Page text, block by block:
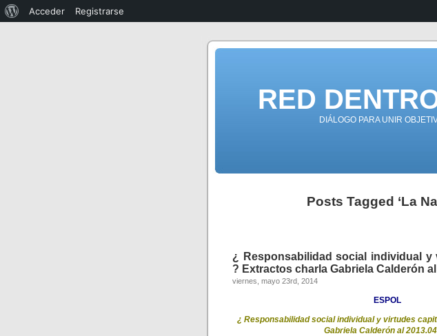
RED
DIÁLOGO PARA UNIR
Posts Tagged ‘La
¿ Responsabilidad social individual y
? Extractos charla Gabriela Calderón al
viernes, mayo 23rd, 2014
ESPOL
¿ Responsabilidad social individual y virtudes
Gabriela Calderón al
Acceder Registrarse